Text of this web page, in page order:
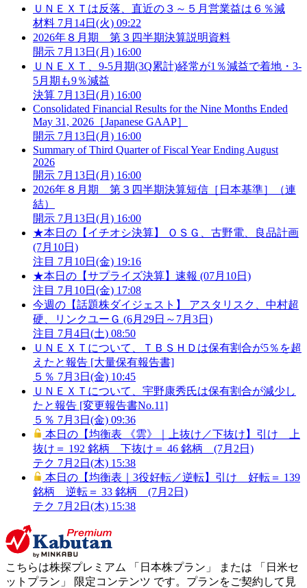
ＵＮＥＸＴは反落、直近の３～５月営業益は６％減
材料 7月14日(火) 09:22
2026年８月期 第３四半期決算説明資料
開示 7月13日(月) 16:00
ＵＮＥＸＴ、9-5月期(3Q累計)経常が1％減益で着地・3-
5月期も9％減益
決算 7月13日(月) 16:00
Consolidated Financial Results for the Nine Months Ended
May 31, 2026［Japanese GAAP］
開示 7月13日(月) 16:00
Summary of Third Quarter of Fiscal Year Ending August
2026
開示 7月13日(月) 16:00
2026年８月期 第３四半期決算短信［日本基準］（連
結）
開示 7月13日(月) 16:00
★本日の【イチオシ決算】 ＯＳＧ、古野電、良品計画
(7月10日)
注目 7月10日(金) 19:16
★本日の【サプライズ決算】速報 (07月10日)
注目 7月10日(金) 17:08
今週の【話題株ダイジェスト】 アスタリスク、中村超
硬、リンクユーＧ (6月29日～7月3日)
注目 7月4日(土) 08:50
ＵＮＥＸＴについて、ＴＢＳＨＤは保有割合が5％を超
えたと報告 [大量保有報告書]
５％ 7月3日(金) 10:45
ＵＮＥＸＴについて、宇野康秀氏は保有割合が減少し
たと報告 [変更報告書No.11]
５％ 7月3日(金) 09:36
本日の【均衡表 《雲》｜上抜け／下抜け】引け 上
抜け＝ 192 銘柄 下抜け＝ 46 銘柄 (7月2日)
テク 7月2日(木) 15:38
本日の【均衡表｜3役好転／逆転】引け 好転＝ 139
銘柄 逆転＝ 33 銘柄 (7月2日)
テク 7月2日(木) 15:38
こちらは株探プレミアム 「 日本株プラン 」 または 「 日米セ
ットプラン 」 限定コンテンツ です。プランをご契約して見